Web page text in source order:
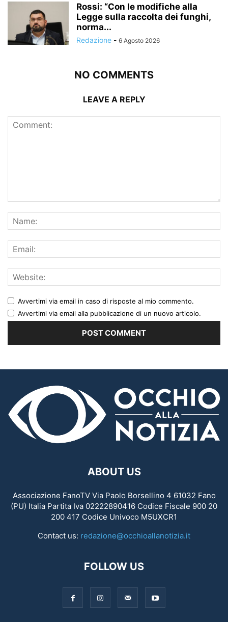
Rossi: “Con le modifiche alla
Legge sulla raccolta dei funghi,
norma...
Redazione - 6 Agosto 2026
NO COMMENTS
LEAVE A REPLY
Avvertimi via email in caso di risposte al mio commento.
Avvertimi via email alla pubblicazione di un nuovo articolo.
ABOUT US
Associazione FanoTV Via Paolo Borsellino 4 61032 Fano
(PU) Italia Partita Iva 02222890416 Codice Fiscale 900 20
200 417 Codice Univoco M5UXCR1
Contact us: redazione@occhioallanotizia.it
FOLLOW US